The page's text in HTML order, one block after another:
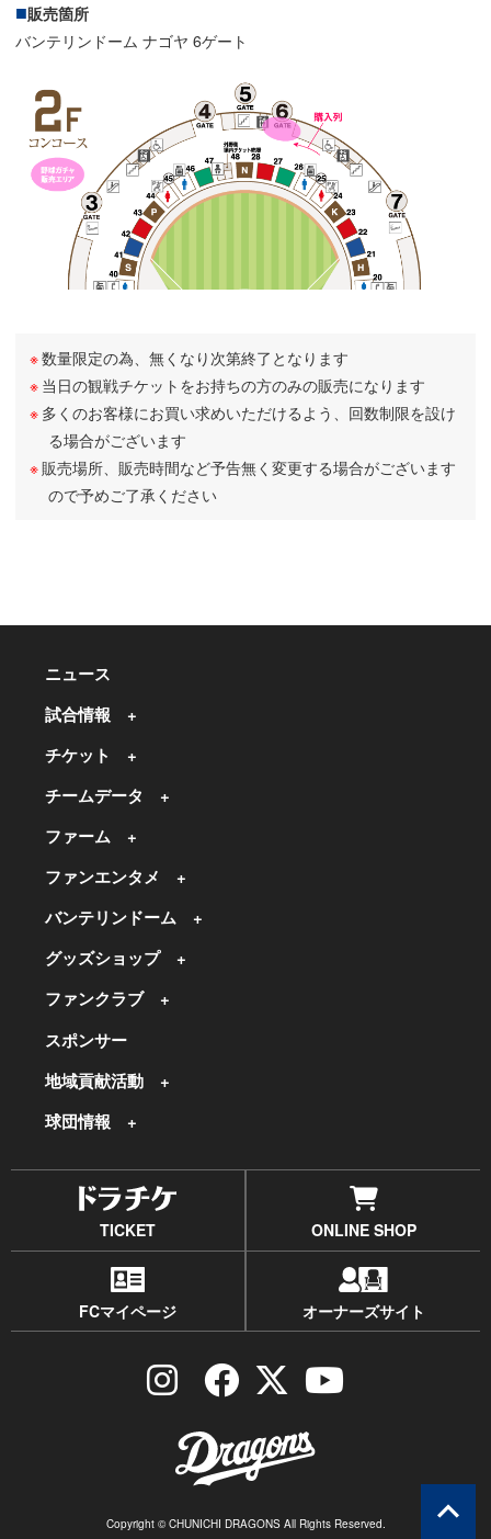
販売箇所
バンテリンドーム ナゴヤ 6ゲート
数量限定の為、無くなり次第終了となります
当日の観戦チケットをお持ちの方のみの販売になります
多くのお客様にお買い求めいただけるよう、回数制限を設け
る場合がございます
販売場所、販売時間など予告無く変更する場合がございます
ので予めご了承ください
ニュース
試合情報
チケット
チームデータ
ファーム
ファンエンタメ
バンテリンドーム
グッズショップ
ファンクラブ
スポンサー
地域貢献活動
球団情報
TICKET ONLINE SHOP
FCマイページ オーナーズサイト
Copyright © CHUNICHI DRAGONS All Rights Reserved.